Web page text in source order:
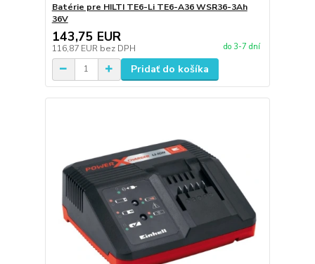
Batérie pre HILTI TE6-Li TE6-A36 WSR36-3Ah
36V
143,75 EUR
116,87 EUR bez DPH do 3-7 dní
Pridať do košíka